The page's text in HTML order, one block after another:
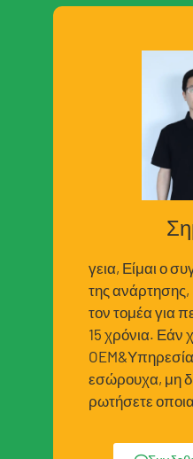
γεια, Είμαι ο
της ανάρτησης,
τον τομέα για
15 χρόνια. Εάν
OEM&Υπηρεσία
εσώρουχα, μη
ρωτήσετε